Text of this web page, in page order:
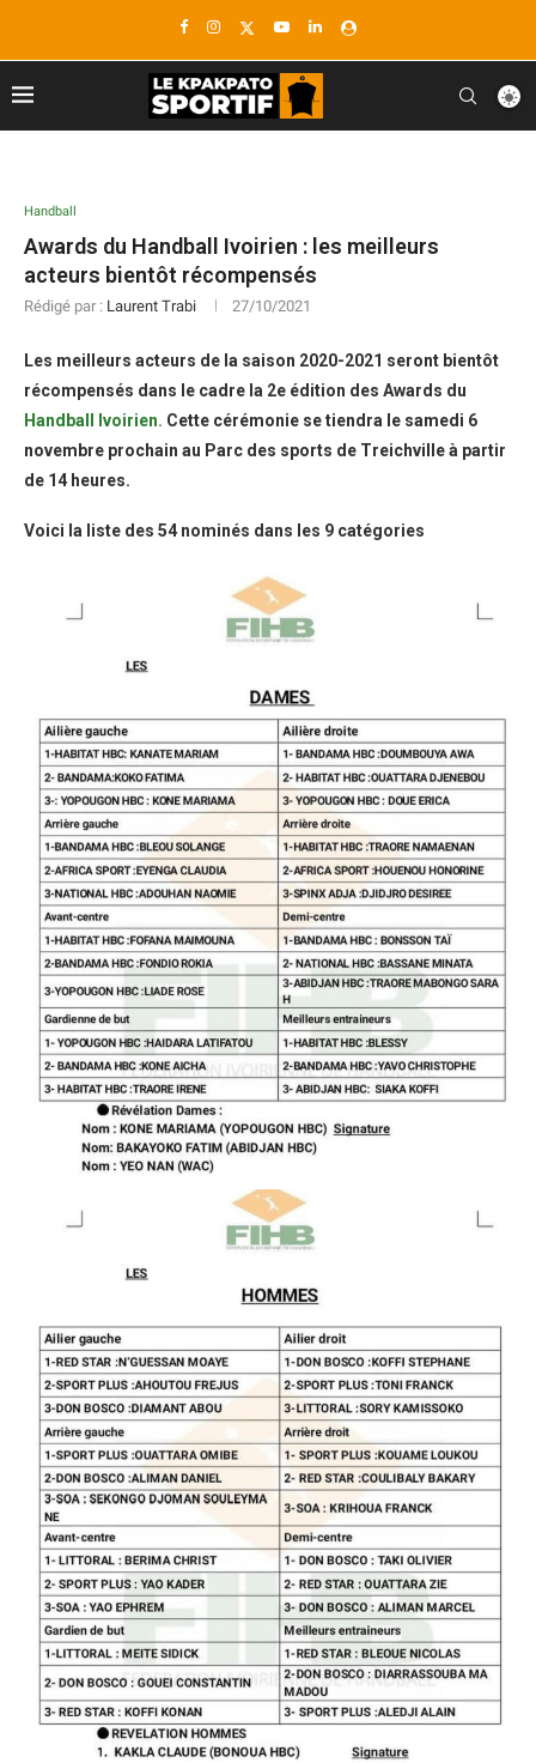
Handball
Awards du Handball Ivoirien : les meilleurs
acteurs bientôt récompensés
Rédigé par : Laurent Trabi 27/10/2021
Les meilleurs acteurs de la saison 2020-2021 seront bientôt
récompensés dans le cadre la 2e édition des Awards du
Handball Ivoirien. Cette cérémonie se tiendra le samedi 6
novembre prochain au Parc des sports de Treichville à partir
de 14 heures.
Voici la liste des 54 nominés dans les 9 catégories